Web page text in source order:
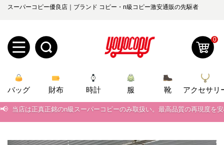
スーパーコピー優良店｜ブランド コピー・n級コピー激安通販の先駆者
規
ユ
ロ
グ
0
バッグ 財布 時計 服 靴
アクセサリ